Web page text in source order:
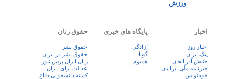
ورزش
اخبار
اخبار روز
پيک ايران
جنبش آذربایجان
خبرنامه ملّی ایرانیان
خودنویس
پایگاه های خبری
آزادگی
گویا
همبوم
حقوق زنان
حقوق بشر
حقوق بشر در ایران
زنان ايران پرس نيوز
عدالت برای ایران
کمیته دانشجویی دفاع